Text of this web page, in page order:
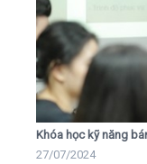
Khóa học kỹ năng
27/07/2024